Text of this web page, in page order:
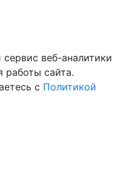
веб-аналитики
работы сайта.
с Политикой